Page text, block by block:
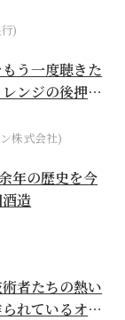
)
もう一度聴きた
ンジの後押し
株式会社)
年の歴史を今
造
者たちの熱い
れているオー